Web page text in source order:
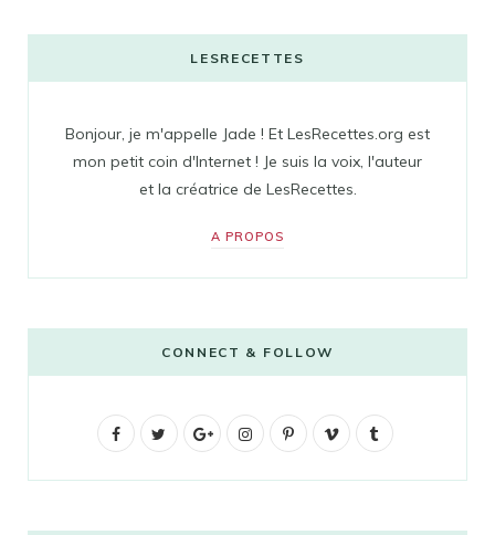
LESRECETTES
Bonjour, je m'appelle Jade ! Et LesRecettes.org est
mon petit coin d'Internet ! Je suis la voix, l'auteur
et la créatrice de LesRecettes.
A PROPOS
CONNECT & FOLLOW
F
G
I
P
V